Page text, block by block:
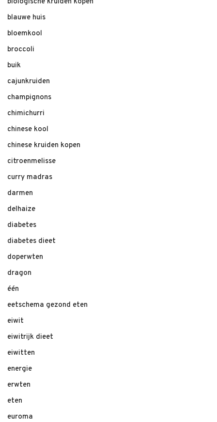
blauwe huis
bloemkool
broccoli
buik
cajunkruiden
champignons
chimichurri
chinese kool
chinese kruiden kopen
citroenmelisse
curry madras
darmen
delhaize
diabetes
diabetes dieet
doperwten
dragon
één
eetschema gezond eten
eiwit
eiwitrijk dieet
eiwitten
energie
erwten
eten
euroma